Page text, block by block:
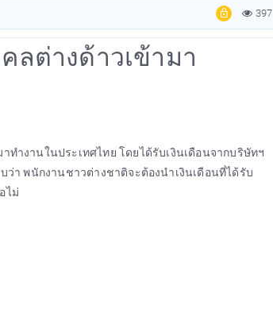
397
ลต่างด้าวเข้ามา
ำงานในประเทศไทย โดยได้รับเงินเดือนจากบริษัทฯ
ว่า พนักงานชาวต่างชาติจะต้องนำเงินเดือนที่ได้รับ
ไม่